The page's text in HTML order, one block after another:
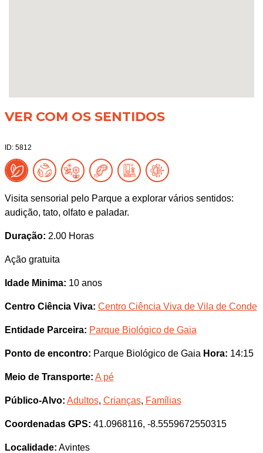
VER COM OS SENTIDOS
ID: 5812
Visita sensorial pelo Parque a explorar vários sentidos:
audição, tato, olfato e paladar.
Duração: 2.00 Horas
Ação gratuita
Idade Minima: 10 anos
Centro Ciência Viva: Centro Ciência Viva de Vila de Conde
Entidade Parceira: Parque Biológico de Gaia
Ponto de encontro: Parque Biológico de Gaia Hora: 14:15
Meio de Transporte: A pé
Público-Alvo: Adultos, Crianças, Famílias
Coordenadas GPS: 41.0968116, -8.5559672550315
Localidade: Avintes